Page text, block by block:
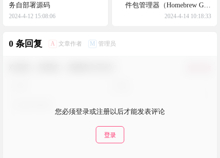
务自部署源码
2024-4-12 15:08:06
件包管理器（Homebrew GUI
客户端）
2024-4-14 10:18:33
0 条回复 A 文章作者 M 管理员
您必须登录或注册以后才能发表评论
登录